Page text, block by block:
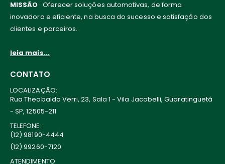
MISSÃO Oferecer soluções automotivas, de forma
inovadora e eficiente, na busca do sucesso e satisfação dos
clientes e parceiros.
leia mais...
CONTATO
LOCALIZAÇÃO:
Rua Theobaldo Verri, 23, Sala 1 - Vila Jacobelli, Guaratinguetá
- SP, 12505-211
TELEFONE:
(12) 98190-4444
(12) 99260-7120
ATENDIMENTO: